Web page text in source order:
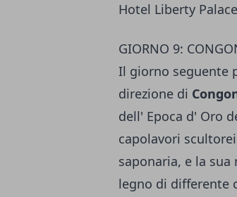
Hotel Liberty
GIORNO 9:
Il giorno seguente
direzione di
dell' Epoca d' Oro
capolavori
saponaria, e la
legno di differente